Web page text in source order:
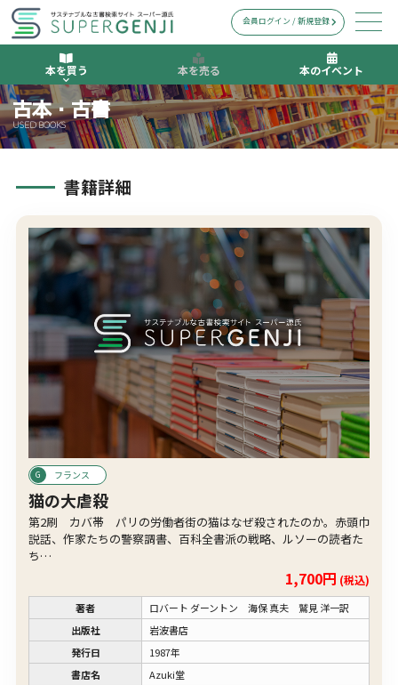
本を買う 本を売る 本のイベント
会員ログイン / 新規登録
古本・古書
USED BOOKS
書籍詳細
フランス
猫の大虐殺
第2刷 カバ帯 パリの労働者街の猫はなぜ殺されたのか。赤頭巾
説話、作家たちの警察調書、百科全書派の戦略、ルソーの読者た
ち…
1,700円 (税込)
著者
ロバート ダーントン 海保 真夫 鷲見 洋一訳
出版社
岩波書店
発行日
1987年
書店名
Azuki堂